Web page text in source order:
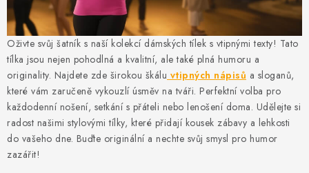
MIKINY
OKAMŽITĚ K ODBĚRU
B2B
MÁM SRDCE POMÁHÁM
Oživte svůj šatník s naší kolekcí dámských tílek s vtipnými texty! Tato
tílka jsou nejen pohodlná a kvalitní, ale také plná humoru a
originality. Najdete zde širokou škálu vtipných nápisů a sloganů,
které vám zaručeně vykouzlí úsměv na tváři. Perfektní volba pro
každodenní nošení, setkání s přáteli nebo lenošení doma. Udělejte si
radost našimi stylovými tílky, které přidají kousek zábavy a lehkosti
do vašeho dne. Buďte originální a nechte svůj smysl pro humor
zazářit!